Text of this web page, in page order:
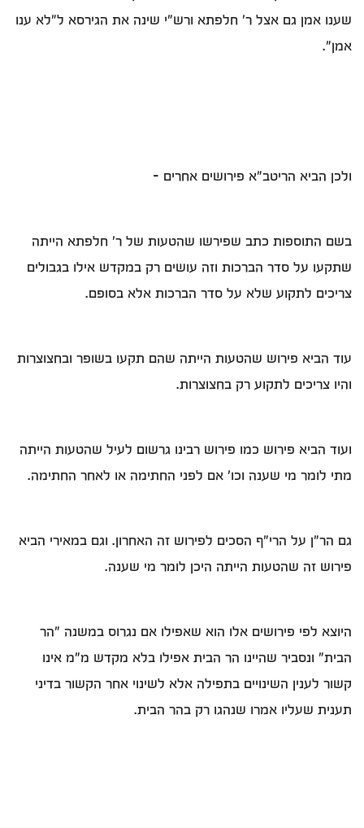
שענו אמן גם אצל ר' חלפתא ורש"י שינה את הגירסא ל"לא ענו
אמן".
ולכן הביא הריטב"א פירושים אחרים –
בשם התוספות כתב שפירשו שהטעות של ר' חלפתא הייתה
שתקעו על סדר הברכות וזה עושים רק במקדש אילו בגבולים
צריכים לתקוע שלא על סדר הברכות אלא בסופם.
עוד הביא פירוש שהטעות הייתה שהם תקעו בשופר ובחצוצרות
והיו צריכים לתקוע רק בחצוצרות.
ועוד הביא פירוש כמו פירוש רבינו גרשום לעיל שהטעות הייתה
מתי לומר מי שענה וכו' אם לפני החתימה או לאחר החתימה.
גם הר"ן על הרי"ף הסכים לפירוש זה האחרון. וגם במאירי הביא
פירוש זה שהטעות הייתה היכן לומר מי שענה.
היוצא לפי פירושים אלו הוא שאפילו אם נגרוס במשנה "הר
הבית" ונסביר שהיינו הר הבית אפילו בלא מקדש מ"מ אינו
קשור לענין השינויים בתפילה אלא לשינוי אחר הקשור בדיני
תענית שעליו אמרו שנהגו רק בהר הבית.